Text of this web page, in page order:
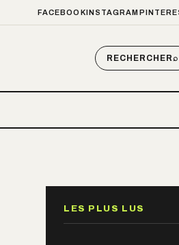
FACEBOOKINSTAGRAM
RECHERCHER⌕
LES PLUS LUS